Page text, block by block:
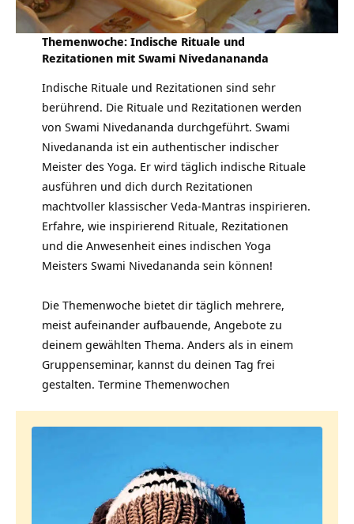
Themenwoche: Indische Rituale und
Rezitationen mit Swami Nivedanananda
Indische Rituale und Rezitationen sind sehr
berührend. Die Rituale und Rezitationen werden
von Swami Nivedananda durchgeführt. Swami
Nivedananda ist ein authentischer indischer
Meister des Yoga. Er wird täglich indische Rituale
ausführen und dich durch Rezitationen
machtvoller klassischer Veda-Mantras inspirieren.
Erfahre, wie inspirierend Rituale, Rezitationen
und die Anwesenheit eines indischen Yoga
Meisters Swami Nivedananda sein können!
Die Themenwoche bietet dir täglich mehrere,
meist aufeinander aufbauende, Angebote zu
deinem gewählten Thema. Anders als in einem
Gruppenseminar, kannst du deinen Tag frei
gestalten. Termine Themenwochen